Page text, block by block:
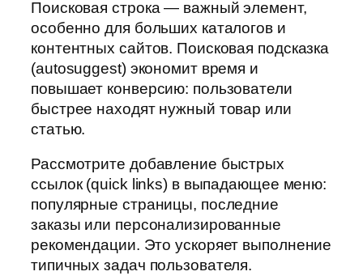
Поисковая строка — важный элемент,
особенно для больших каталогов и
контентных сайтов. Поисковая подсказка
(autosuggest) экономит время и
повышает конверсию: пользователи
быстрее находят нужный товар или
статью.
Рассмотрите добавление быстрых
ссылок (quick links) в выпадающее меню:
популярные страницы, последние
заказы или персонализированные
рекомендации. Это ускоряет выполнение
типичных задач пользователя.